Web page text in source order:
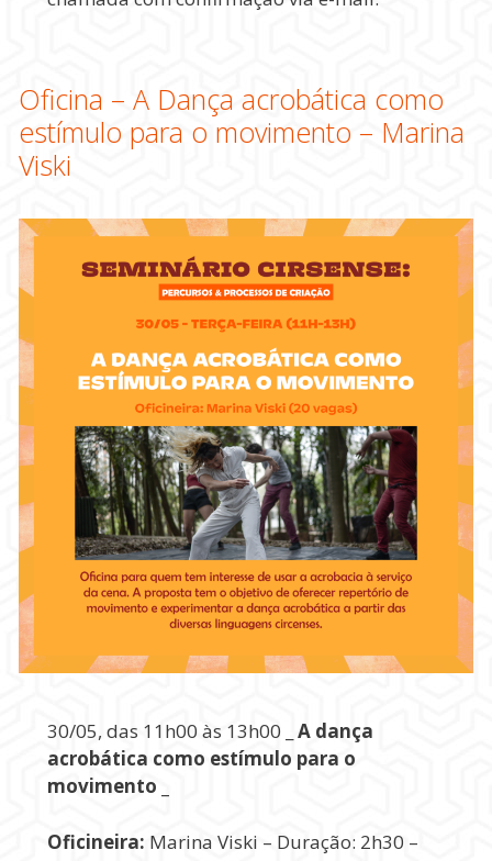
Oficina – A Dança acrobática como
estímulo para o movimento – Marina
Viski
30/05, das 11h00 às 13h00 _
A dança
acrobática como estímulo para o
movimento _
Oficineira: Marina Viski – Duração: 2h30 –